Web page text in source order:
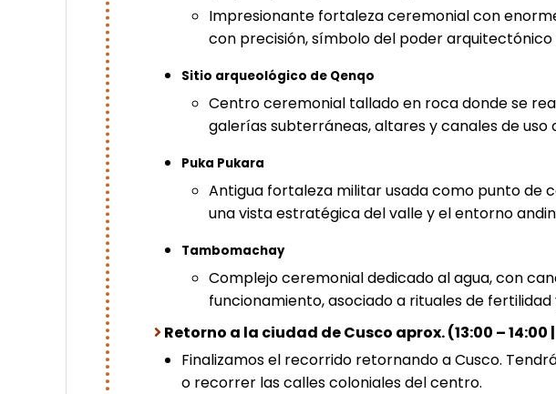
Impresionante fortaleza ceremonial con
con precisión, símbolo del poder arquitectónico
Sitio arqueológico de Qenqo
Centro ceremonial tallado en roca donde se
galerías subterráneas, altares y canales de uso
Puka Pukara
Antigua fortaleza militar usada como punto de
una vista estratégica del valle y el entorno
Tambomachay
Complejo ceremonial dedicado al agua, con
funcionamiento, asociado a rituales de fertilidad
Retorno a la ciudad de Cusco aprox. (13:00 – 14:00 |
Finalizamos el recorrido retornando a Cusco.
o recorrer las calles coloniales del centro.